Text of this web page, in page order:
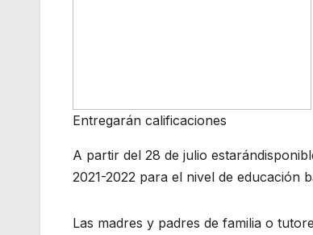
Entregarán calificaciones
A partir del 28 de julio
2021-2022 para el nivel de educación
Las madres y padres de familia o